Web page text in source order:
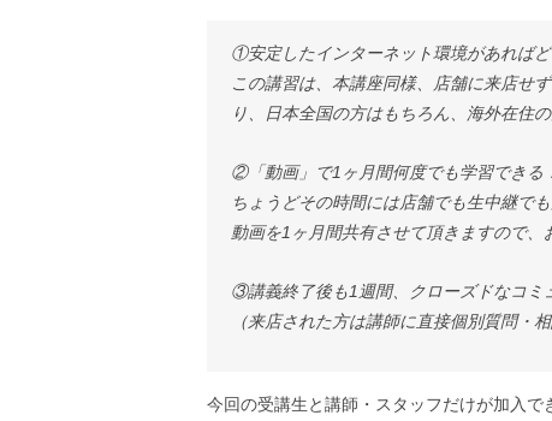
①安定したインターネット環境があれば
この講習は、本講座同様、店舗に来店せ
り、日本全国の方はもちろん、海外在住
②「動画」で1ヶ月間何度でも学習できる
ちょうどその時間には店舗でも生中継で
動画を1ヶ月間共有させて頂きますので、
③講義終了後も1週間、クローズドなコミ
（来店された方は講師に直接個別質問・相
今回の受講生と講師・スタッフだけが加入で